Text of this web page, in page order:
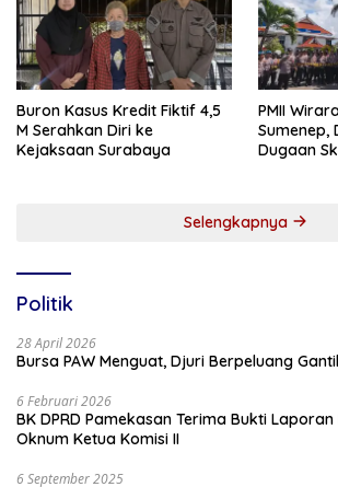
Buron Kasus Kredit Fiktif 4,5
M Serahkan Diri ke
Kejaksaan Surabaya
PMII
Sumenep,
Dugaan
Selengkapnya
Politik
28 April 2026
Bursa PAW Menguat, Djuri Berpeluang
6 Februari 2026
BK DPRD Pamekasan Terima Bukti
Oknum Ketua Komisi II
6 September 2025